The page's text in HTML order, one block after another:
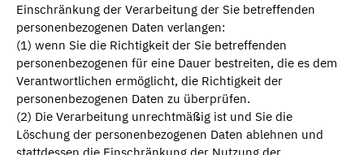
Einschränkung der Verarbeitung der Sie betreffenden
personenbezogenen Daten verlangen:
(1) wenn Sie die Richtigkeit der Sie betreffenden
personenbezogenen für eine Dauer bestreiten, die es dem
Verantwortlichen ermöglicht, die Richtigkeit der
personenbezogenen Daten zu überprüfen.
(2) Die Verarbeitung unrechtmäßig ist und Sie die
Löschung der personenbezogenen Daten ablehnen und